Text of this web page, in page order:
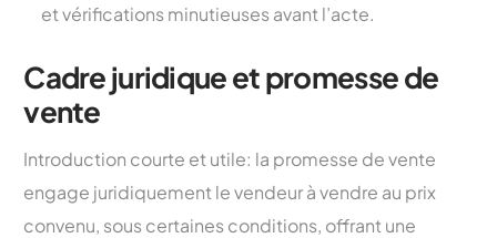
et vérifications minutieuses avant l’acte.
Cadre juridique et promesse de
vente
Introduction courte et utile: la promesse de vente
engage juridiquement le vendeur à vendre au prix
convenu, sous certaines conditions, offrant une